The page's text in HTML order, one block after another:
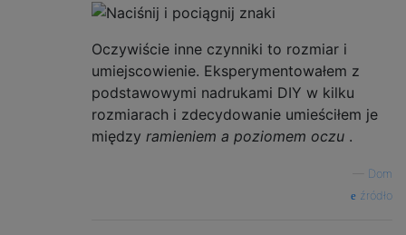
Oczywiście inne czynniki to rozmiar i
umiejscowienie. Eksperymentowałem z
podstawowymi nadrukami DIY w kilku
rozmiarach i zdecydowanie umieściłem je
między ramieniem a poziomem oczu .
Dom
źródło